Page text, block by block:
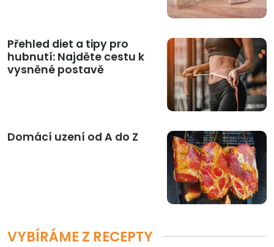
Přehled diet a tipy pro
hubnutí: Najděte cestu k
vysněné postavě
Domácí uzení od A do Z
VYBÍRÁME Z RECEPTY